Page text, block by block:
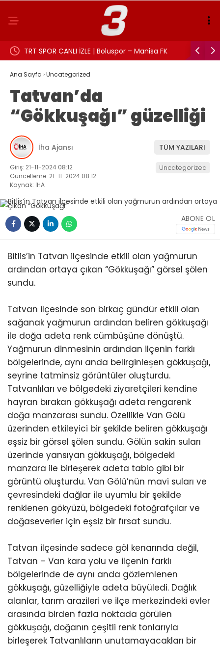
TRT SPOR CANLI İZLE | Boluspor – Manisa FK
maçı canlı yayın frekans ve izleme linki
Aslı
Ana Sayfa ›Uncategorized
Tatvan’da
“Gökkuşağı” güzelliği
İha Ajansı TÜM YAZILARI
Giriş: 21-11-2024 08:12
Güncelleme: 21-11-2024 08:12
Kaynak: İHA
Uncategorized
ABONE OL
Bitlis’in Tatvan ilçesinde etkili olan yağmurun
ardından ortaya çıkan “Gökkuşağı” görsel şölen
sundu.
Tatvan ilçesinde son birkaç gündür etkili olan
sağanak yağmurun ardından beliren gökkuşağı
ile doğa adeta renk cümbüşüne dönüştü.
Yağmurun dinmesinin ardından ilçenin farklı
bölgelerinde, aynı anda belirginleşen gökkuşağı,
seyrine tatminsiz görüntüler oluşturdu.
Tatvanlıları ve bölgedeki ziyaretçileri kendine
hayran bırakan gökkuşağı adeta rengarenk
doğa manzarası sundu. Özellikle Van Gölü
üzerinden etkileyici bir şekilde beliren gökkuşağı
eşsiz bir görsel şölen sundu. Gölün sakin suları
üzerinde yansıyan gökkuşağı, bölgedeki
manzara ile birleşerek adeta tablo gibi bir
görüntü oluşturdu. Van Gölü’nün mavi suları ve
çevresindeki dağlar ile uyumlu bir şekilde
renklenen gökyüzü, bölgedeki fotoğrafçılar ve
doğaseverler için eşsiz bir fırsat sundu.
Tatvan ilçesinde sadece göl kenarında değil,
Tatvan – Van kara yolu ve ilçenin farklı
bölgelerinde de aynı anda gözlemlenen
gökkuşağı, güzelliğiyle adeta büyüledi. Dağlık
alanlar, tarım arazileri ve ilçe merkezindeki evler
arasında birden fazla noktada görülen
gökkuşağı, doğanın çeşitli renk tonlarıyla
birleşerek Tatvanlıların unutamayacakları bir